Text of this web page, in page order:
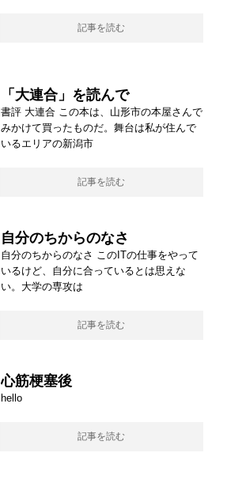
記事を読む
「大連合」を読んで
書評 大連合 この本は、山形市の本屋さんで
みかけて買ったものだ。舞台は私が住んで
いるエリアの新潟市
記事を読む
自分のちからのなさ
自分のちからのなさ このITの仕事をやって
いるけど、自分に合っているとは思えな
い。大学の専攻は
記事を読む
心筋梗塞後
hello
記事を読む